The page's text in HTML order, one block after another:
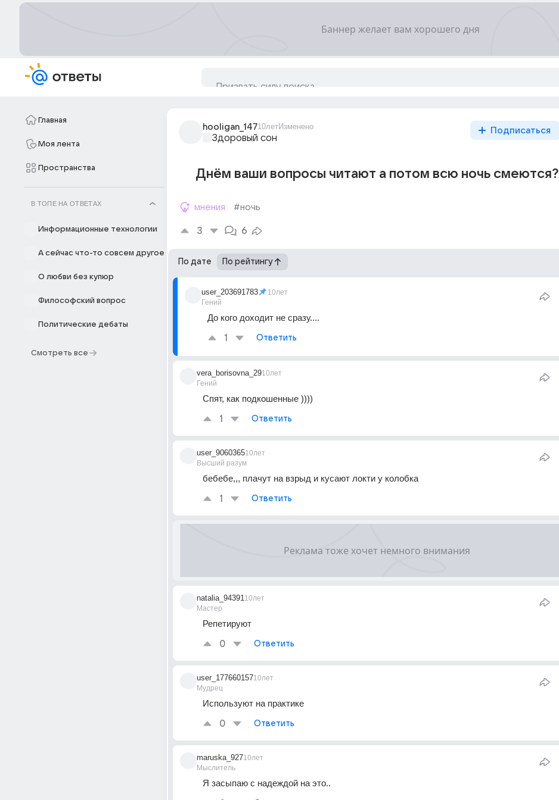
Главная
Моя лента
Пространства
В ТОПЕ НА ОТВЕТАХ
Информационные технологии
А сейчас что-то совсем другое
О любви без купюр
Философский вопрос
Политические дебаты
Смотреть все
hooligan_14710летИзменено
Здоровый сон
Подписаться
Днём ваши вопросы читают а потом всю ночь смеются?
мнения #ночь
3 6
По дате По рейтингу
user_203691783
Гений
10лет
До кого доходит не сразу....
1 Ответить
vera_borisovna_29
Гений
10лет
Спят, как подкошенные ))))
1 Ответить
user_9060365
Высший разум
10лет
бебебе,,, плачут на взрыд и кусают локти у колобка
1 Ответить
natalia_94391
Мастер
10лет
Репетируют
0 Ответить
user_177660157
Мудрец
10лет
Используют на практике
0 Ответить
maruska_927
Мыслитель
10лет
Я засыпаю с надеждой на это..